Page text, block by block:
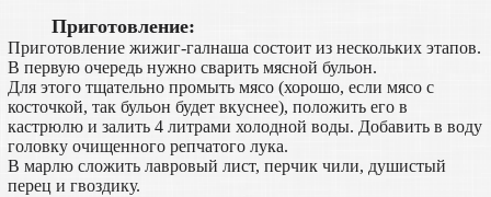
Приготовление:
Приготовление жижиг-галнаша состоит из нескольких этапов.
В первую очередь нужно сварить мясной бульон.
Для этого тщательно промыть мясо (хорошо, если мясо с
косточкой, так бульон будет вкуснее), положить его в
кастрюлю и залить 4 литрами холодной воды. Добавить в воду
головку очищенного репчатого лука.
В марлю сложить лавровый лист, перчик чили, душистый
перец и гвоздику.